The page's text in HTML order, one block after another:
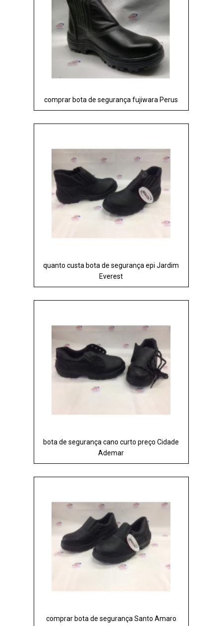
comprar bota de segurança fujiwara Perus
quanto custa bota de segurança epi Jardim
Everest
bota de segurança cano curto preço Cidade
Ademar
comprar bota de segurança Santo Amaro